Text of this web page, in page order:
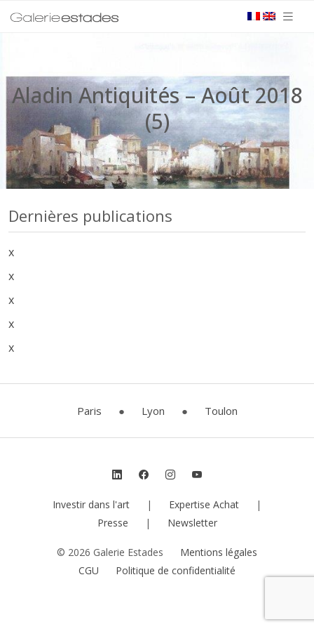
Aladin Antiquités – Août 2018
(5)
Dernières publications
x
x
x
x
x
Paris ● Lyon ● Toulon
Investir dans l'art | Expertise Achat
|
Presse
| Newsletter
© 2026 Galerie Estades
Mentions légales
CGU
Politique de confidentialité